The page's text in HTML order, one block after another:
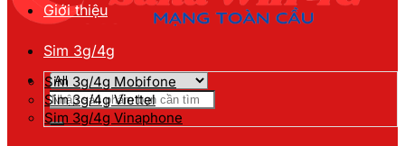
Tìm
kiếm:
Giới thiệu
Sim 3g/4g
Sim 3g/4g Mobifone
Sim 3g/4g Viettel
Sim 3g/4g Vinaphone